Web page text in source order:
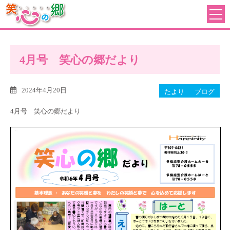
4月号 笑心の郷だより
2024年4月20日 たより ブログ
4月号 笑心の郷だより